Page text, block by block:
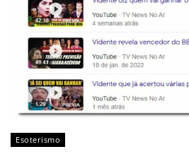
Esoterismo